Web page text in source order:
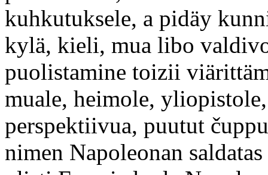
kuhkutuksele, a pidäy
kylä, kieli, mua libo
puolistamine toizii
muale, heimole,
perspektiivua, puutut
nimen Napoleonan